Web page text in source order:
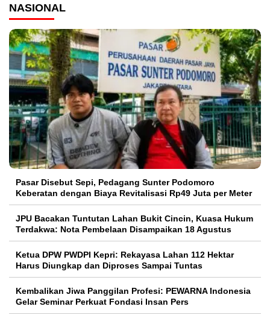
NASIONAL
Pasar Disebut Sepi, Pedagang Sunter Podomoro
Keberatan dengan Biaya Revitalisasi Rp49 Juta per Meter
JPU Bacakan Tuntutan Lahan Bukit Cincin, Kuasa Hukum
Terdakwa: Nota Pembelaan Disampaikan 18 Agustus
Ketua DPW PWDPI Kepri: Rekayasa Lahan 112 Hektar
Harus Diungkap dan Diproses Sampai Tuntas
Kembalikan Jiwa Panggilan Profesi: PEWARNA Indonesia
Gelar Seminar Perkuat Fondasi Insan Pers